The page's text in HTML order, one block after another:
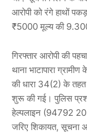
आरोपी को रंगे हाथों
₹5000 मूल्य की
गिरफ्तार आरोपी की
थाना भाटापारा ग्रामीणके
की धारा 34(2) के तहत
शुरू की गई। पुलिस
हेल्पलाइन (94792
जरिए शिकायत, सूचना